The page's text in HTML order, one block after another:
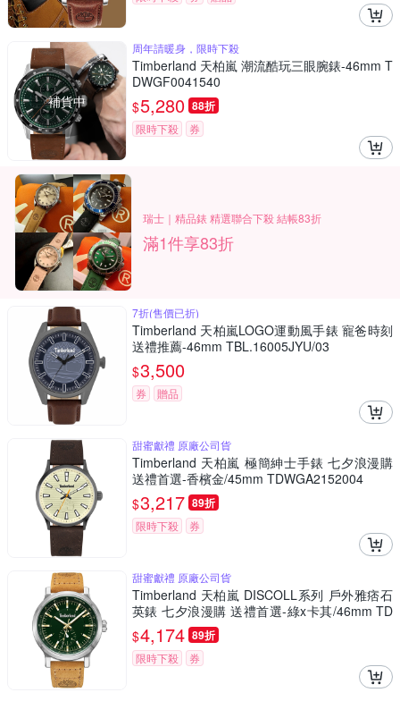
補貨中
周年請暖身，限時下殺
Timberland 天柏嵐 潮流酷玩三眼腕錶-46mm T
DWGF0041540
$5,280 88折
限時下殺 券
瑞士｜精品錶 精選聯合下殺 結帳83折
滿1件享83折
7折(售價已折)
Timberland 天柏嵐LOGO運動風手錶 寵爸時刻
送禮推薦-46mm TBL.16005JYU/03
$3,500
券 贈品
甜蜜獻禮 原廠公司貨
Timberland 天柏嵐 極簡紳士手錶 七夕浪漫購
送禮首選-香檳金/45mm TDWGA2152004
$3,217 89折
限時下殺 券
甜蜜獻禮 原廠公司貨
Timberland 天柏嵐 DISCOLL系列 戶外雅痞石
英錶 七夕浪漫購 送禮首選-綠x卡其/46mm TD
WGF2231002
$4,174 89折
限時下殺 券